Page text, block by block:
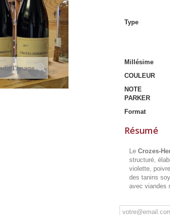
l'image
Type
Millésime
COULEUR
NOTE
PARKER
Format
Résumé
Le Crozes-
structuré,
violette,
des tanins
avec viandes